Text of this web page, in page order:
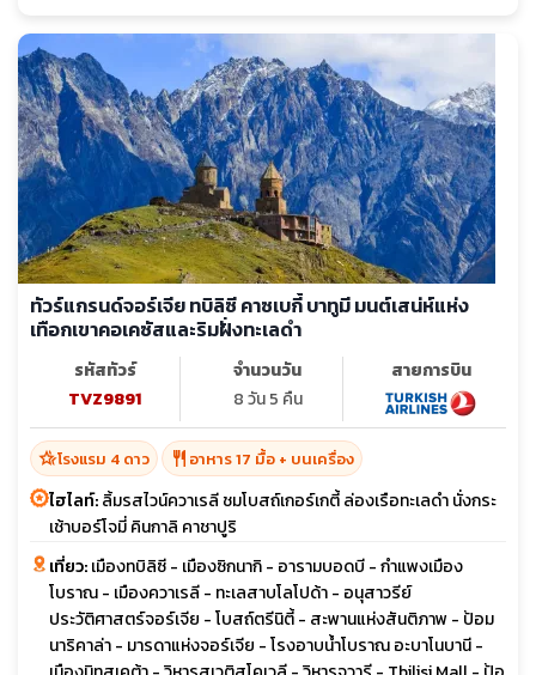
ทัวร์แกรนด์จอร์เจีย ทบิลิซี คาซเบกี้ บาทูมี มนต์เสน่ห์แห่ง
เทือกเขาคอเคซัสและริมฝั่งทะเลดำ
รหัสทัวร์
TVZ9891
จำนวนวัน
8 วัน 5 คืน
สายการบิน
hotel_classโรงแรม 4 ดาว restaurant อาหาร 17 มื้อ + บนเครื่อง
ไฮไลท์:ลิ้มรสไวน์ควาเรลี ชมโบสถ์เกอร์เกตี้ ล่องเรือทะเลดำ นั่งกระ
เช้าบอร์โจมี่ คินกาลิ คาชาปูริ
เที่ยว:เมืองทบิลิซี - เมืองซิกนากิ - อารามบอดบี - กำแพงเมือง
โบราณ - เมืองควาเรลี - ทะเลสาบโลโปด้า - อนุสาวรีย์
ประวัติศาสตร์จอร์เจีย - โบสถ์ตรีนิตี้ - สะพานแห่งสันติภาพ - ป้อม
นาริคาล่า - มารดาแห่งจอร์เจีย - โรงอาบน้ำโบราณ อะบาโนบานี -